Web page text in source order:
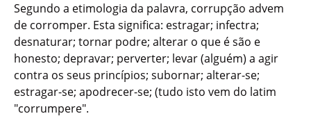
Segundo a etimologia da palavra, corrupção advem
de corromper. Esta significa: estragar; infectra;
desnaturar; tornar podre; alterar o que é são e
honesto; depravar; perverter; levar (alguém) a agir
contra os seus princípios; subornar; alterar-se;
estragar-se; apodrecer-se; (tudo isto vem do latim
"corrumpere".